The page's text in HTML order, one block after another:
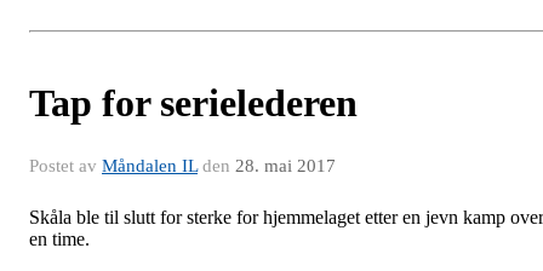
Tap for serielederen
Postet av Måndalen ILden 28. mai 2017
Skåla ble til slutt for sterke for hjemmelaget etter en jevn kamp over
en time.